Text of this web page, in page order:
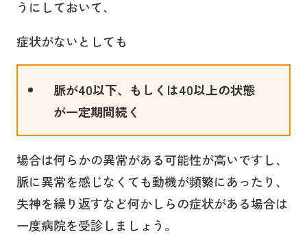
うにしておいて、
症状がないとしても
脈が40以下、もしくは40以上の状態
が一定期間続く
場合は何らかの異常がある可能性が高いですし、
脈に異常を感じなくても動機が頻繁にあったり、
失神を繰り返すなど何かしらの症状がある場合は
一度病院を受診しましょう。